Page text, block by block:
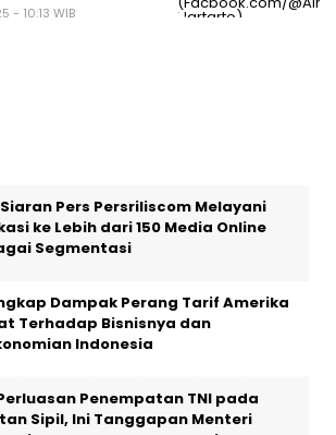
- 10:13 WIB
Pers Persriliscom Melayani
ke Lebih dari 150 Media Online
Segmentasi
Dampak Perang Tarif Amerika
Terhadap Bisnisnya dan
Indonesia
Penempatan TNI pada
Sipil, Ini Tanggapan Menteri